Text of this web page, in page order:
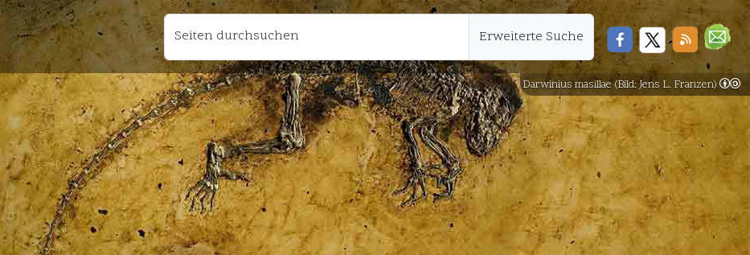
Seiten durchsuchen Erweiterte Suche
Darwinius masillae (Bild: Jens L. Franzen)